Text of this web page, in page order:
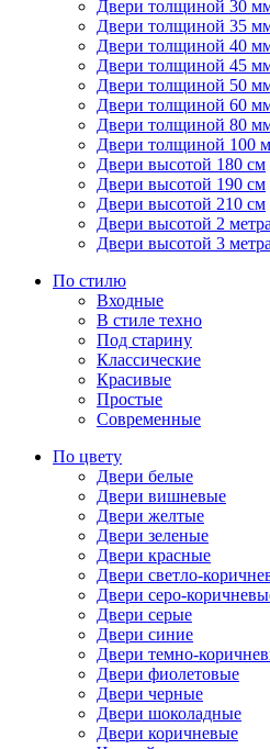
Двери толщиной 30
Двери толщиной 35
Двери толщиной 40
Двери толщиной 45
Двери толщиной 50
Двери толщиной 60
Двери толщиной 80
Двери толщиной 100
Двери высотой 180 см
Двери высотой 190 см
Двери высотой 210 см
Двери высотой 2 метра
Двери высотой 3 метра
По стилю
Входные
В стиле техно
Под старину
Классические
Красивые
Простые
Современные
По цвету
Двери белые
Двери вишневые
Двери желтые
Двери зеленые
Двери красные
Двери светло-
Двери серо-
Двери серые
Двери синие
Двери темно-
Двери фиолетовые
Двери черные
Двери шоколадные
Двери коричневые